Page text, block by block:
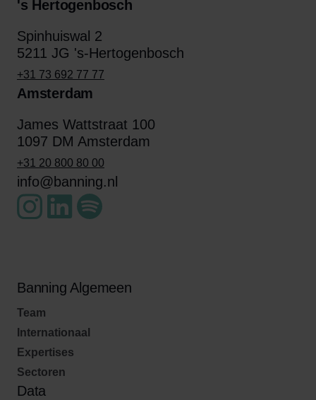
's Hertogenbosch
Spinhuiswal 2
5211 JG 's-Hertogenbosch
+31 73 692 77 77
Amsterdam
James Wattstraat 100
1097 DM Amsterdam
+31 20 800 80 00
info@banning.nl
Banning Algemeen
Team
Internationaal
Expertises
Sectoren
Data